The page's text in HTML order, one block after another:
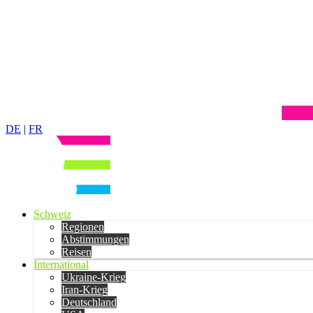
DE | FR
Schweiz
Regionen
Abstimmungen
Reisen
International
Ukraine-Krieg
Iran-Krieg
Deutschland